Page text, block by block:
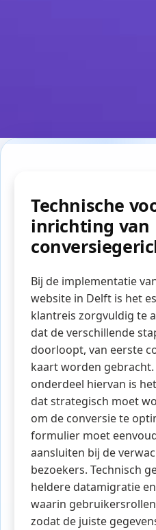
Technische
inrichting van
Bij de implementatie
website in Delft is het
klantreis zorgvuldig te
dat de verschillende
doorloopt, van eerste
kaart worden
onderdeel hiervan is
dat strategisch moet
om de conversie te
formulier moet
aansluiten bij de
bezoekers. Technisch
heldere datamigratie
waarin
zodat de juiste